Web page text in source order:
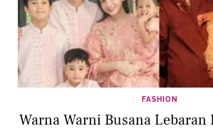
FASHION
Warna Warni Busana